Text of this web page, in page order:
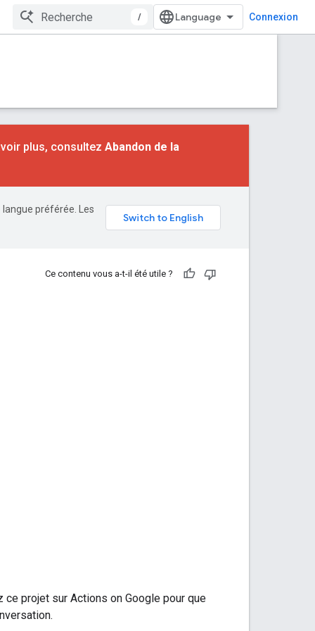
/ Connexion
plus, consultez Abandon de la
préférée. Les
Ce contenu vous a-t-il été utile ?
projet sur Actions on Google pour que